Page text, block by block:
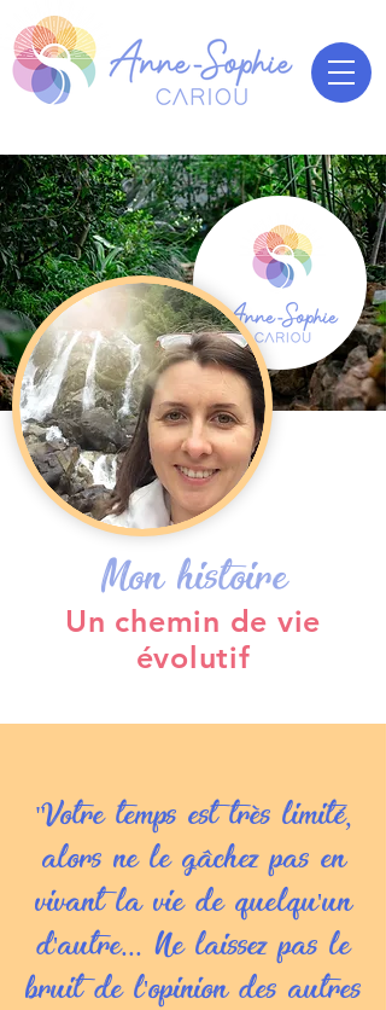
Mon histoire
Un chemin de vie
évolutif
"Votre temps est très limité,
alors ne le gâchez pas en
vivant la vie de quelqu'un
d'autre... Ne laissez pas le
bruit de l'opinion des autres